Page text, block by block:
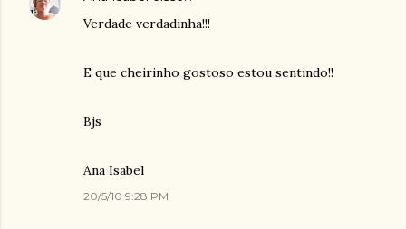
Verdade verdadinha!!!
E que cheirinho gostoso estou sentindo!!
Bjs
Ana Isabel
20/5/10 9:28 PM